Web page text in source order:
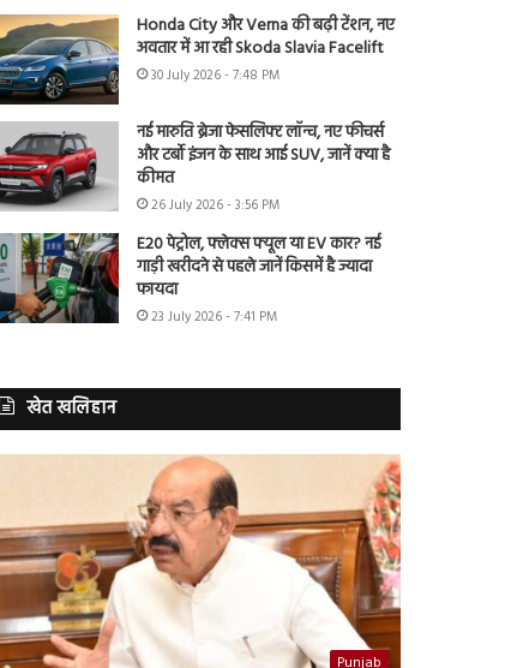
Honda City और Verna की बढ़ी टेंशन, नए
अवतार में आ रही Skoda Slavia Facelift
30 July 2026 - 7:48 PM
नई मारुति ब्रेजा फेसलिफ्ट लॉन्च, नए फीचर्स
और टर्बो इंजन के साथ आई SUV, जानें क्या है
कीमत
26 July 2026 - 3:56 PM
E20 पेट्रोल, फ्लेक्स फ्यूल या EV कार? नई
गाड़ी खरीदने से पहले जानें किसमें है ज्यादा
फायदा
23 July 2026 - 7:41 PM
खेत खलिहान
Punjab